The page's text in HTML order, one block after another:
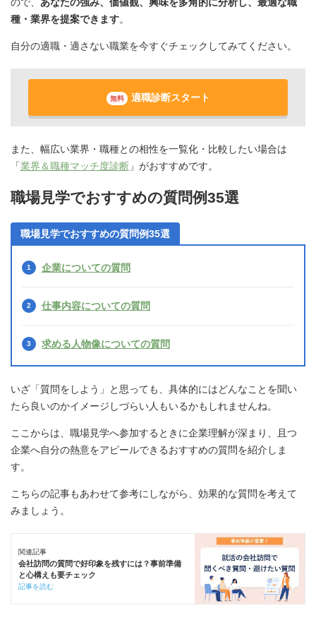
種・業界を提案できます。
自分の適職・適さない職業を今すぐチェックしてみてください。
無料 適職診断スタート
また、幅広い業界・職種との相性を一覧化・比較したい場合は
「業界＆職種マッチ度診断 」がおすすめです。
職場見学でおすすめの質問例35選
職場見学でおすすめの質問例35選
企業についての質問
仕事内容についての質問
求める人物像についての質問
いざ「質問をしよう」と思っても、具体的にはどんなことを聞い
たら良いのかイメージしづらい人もいるかもしれませんね。
ここからは、職場見学へ参加するときに企業理解が深まり、且つ
企業へ自分の熱意をアピールできるおすすめの質問を紹介しま
す。
こちらの記事もあわせて参考にしながら、効果的な質問を考えて
みましょう。
関連記事
会社訪問の質問で好印象を残すには？事前準備
と心構えも要チェック
記事を読む